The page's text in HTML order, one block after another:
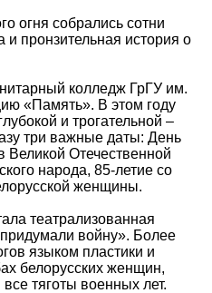
огня собрались сотни
пронзительная история о
колледж ГрГУ им.
«Память». В этом году
и трогательной –
три важные даты: День
Великой Отечественной
народа, 85-летие со
женщины.
театрализованная
войну». Более
языком пластики и
белорусских женщин,
тяготы военных лет.